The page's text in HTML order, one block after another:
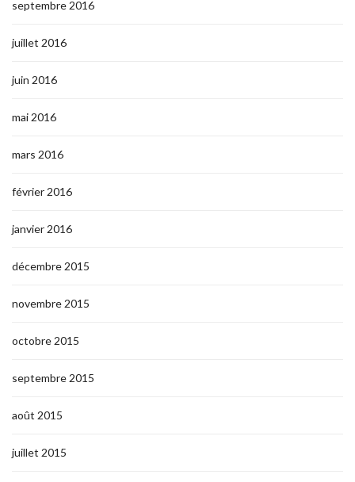
septembre 2016
juillet 2016
juin 2016
mai 2016
mars 2016
février 2016
janvier 2016
décembre 2015
novembre 2015
octobre 2015
septembre 2015
août 2015
juillet 2015